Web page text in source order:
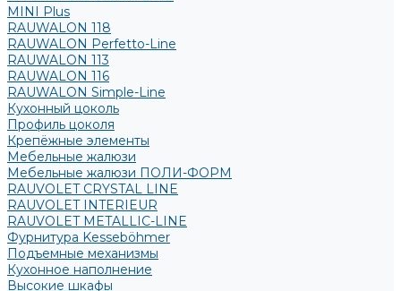
MINI Plus
RAUWALON 118
RAUWALON Perfetto-Line
RAUWALON 113
RAUWALON 116
RAUWALON Simple-Line
Кухонный цоколь
Профиль цоколя
Крепёжные элементы
Мебельные жалюзи
Мебельные жалюзи ПОЛИ-ФОРМ
RAUVOLET CRYSTAL LINE
RAUVOLET INTERIEUR
RAUVOLET METALLIC-LINE
Фурнитура Kesseböhmer
Подъемные механизмы
Кухонное наполнение
Высокие шкафы